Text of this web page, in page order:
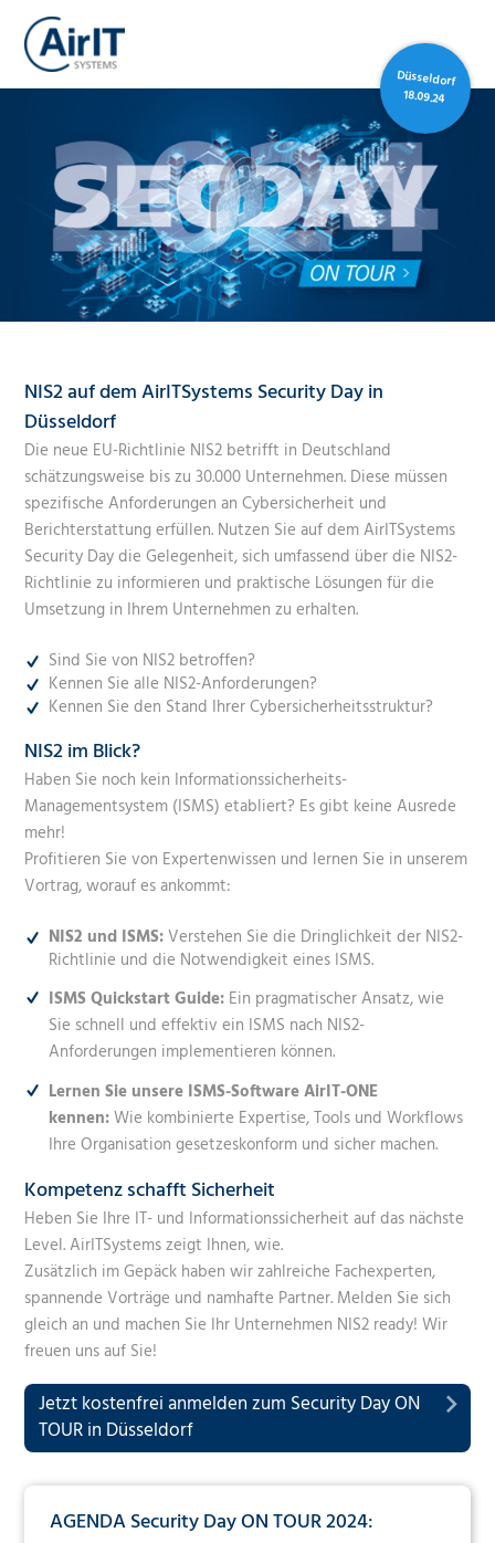
Düsseldorf
18.09.24
NIS2 auf dem AirITSystems Security Day in
Düsseldorf
Die neue EU-Richtlinie NIS2 betrifft in Deutschland
schätzungsweise bis zu 30.000 Unternehmen. Diese müssen
spezifische Anforderungen an Cybersicherheit und
Berichterstattung erfüllen. Nutzen Sie auf dem AirITSystems
Security Day die Gelegenheit, sich umfassend über die NIS2-
Richtlinie zu informieren und praktische Lösungen für die
Umsetzung in Ihrem Unternehmen zu erhalten.
Sind Sie von NIS2 betroffen?
Kennen Sie alle NIS2-Anforderungen?
Kennen Sie den Stand Ihrer Cybersicherheitsstruktur?
NIS2 im Blick?
Haben Sie noch kein Informationssicherheits-
Managementsystem (ISMS) etabliert? Es gibt keine Ausrede
mehr!
Profitieren Sie von Expertenwissen und lernen Sie in unserem
Vortrag, worauf es ankommt:
NIS2 und ISMS:Verstehen Sie die Dringlichkeit der NIS2-
Richtlinie und die Notwendigkeit eines ISMS.
ISMS Quickstart Guide: Ein pragmatischer Ansatz, wie
Sie schnell und effektiv ein ISMS nach NIS2-
Anforderungen implementieren können.
Lernen Sie unsere ISMS-Software AirIT-ONE
kennen:Wie kombinierte Expertise, Tools und Workflows
Ihre Organisation gesetzeskonform und sicher machen.
Kompetenz schafft Sicherheit
Heben Sie Ihre IT- und Informationssicherheit auf das nächste
Level. AirITSystems zeigt Ihnen, wie.
Zusätzlich im Gepäck haben wir zahlreiche Fachexperten,
spannende Vorträge und namhafte Partner. Melden Sie sich
gleich an und machen Sie Ihr Unternehmen NIS2 ready! Wir
freuen uns auf Sie!
Jetzt kostenfrei anmelden zum Security Day ON
TOUR in Düsseldorf
AGENDA Security Day ON TOUR 2024: